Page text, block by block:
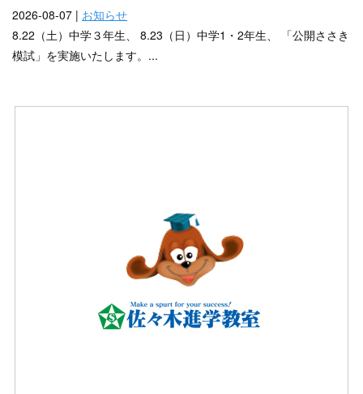
2026-08-07 | お知らせ
8.22（土）中学３年生、 8.23（日）中学1・2年生、 「公開ささき
模試」を実施いたします。...